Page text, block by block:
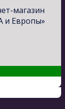
магазин
и Европы»